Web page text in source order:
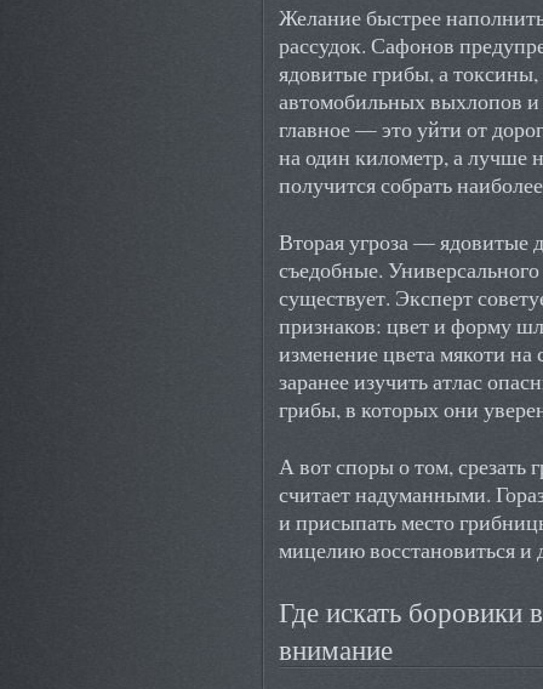
Желание быстрее
рассудок. Сафонов
ядовитые грибы, а
автомобильных выхлопов
главное — это уйти от
на один километр, а лучше
получится собрать
Вторая угроза — ядовитые
съедобные.
существует. Эксперт
признаков: цвет и форму
изменение цвета мякоти
заранее изучить атлас
грибы, в которых они
А вот споры о том, срезать
считает надуманными.
и присыпать место
мицелию восстановиться
Где искать боровики
внимание